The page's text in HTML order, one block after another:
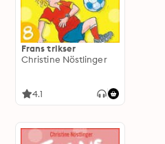
Frans trikser
Christine Nöstlinger
4.1